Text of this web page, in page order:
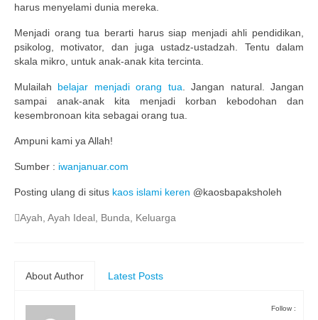
harus menyelami dunia mereka.
Menjadi orang tua berarti harus siap menjadi ahli pendidikan,
psikolog, motivator, dan juga ustadz-ustadzah. Tentu dalam
skala mikro, untuk anak-anak kita tercinta.
Mulailah belajar menjadi orang tua . Jangan natural. Jangan
sampai anak-anak kita menjadi korban kebodohan dan
kesembronoan kita sebagai orang tua.
Ampuni kami ya Allah!
Sumber : iwanjanuar.com
Posting ulang di situs kaos islami keren @kaosbapaksholeh
Ayah Ayah Ideal Bunda Keluarga
About Author Latest Posts
Follow :